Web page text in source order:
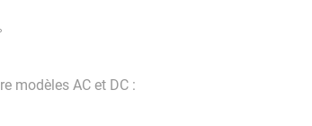
modèles AC et DC :